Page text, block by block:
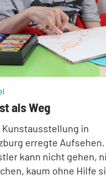
als Weg
Kunstausstellung in
erregte Aufsehen.
kann nicht gehen,
kaum ohne Hilfe